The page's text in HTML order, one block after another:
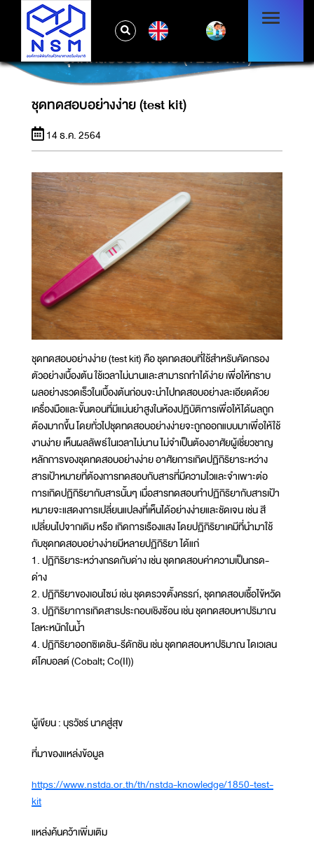
ชุดทดสอบอย่างง่าย (TEST KIT)
ชุดทดสอบอย่างง่าย (test kit)
14 ธ.ค. 2564
ชุดทดสอบอย่างง่าย (test kit) คือ ชุดทดสอบที่ใช้สำหรับคัดกรอง
ตัวอย่างเบื้องต้น ใช้เวลาไม่นานและสามารถทำได้ง่าย เพื่อให้ทราบ
ผลอย่างรวดเร็วในเบื้องต้นก่อนจะนำไปทดสอบอย่างละเอียดด้วย
เครื่องมือและขั้นตอนที่มีแม่นยำสูงในห้องปฏิบัติการเพื่อให้ได้ผลถูก
ต้องมากขึ้น โดยทั่วไปชุดทดสอบอย่างง่ายจะถูกออกแบบมาเพื่อให้ใช้
งานง่าย เห็นผลลัพธ์ในเวลาไม่นาน ไม่จำเป็นต้องอาศัยผู้เชี่ยวชาญ
หลักการของชุดทดสอบอย่างง่าย อาศัยการเกิดปฏิกิริยาระหว่าง
สารเป้าหมายที่ต้องการทดสอบกับสารที่มีความไวและจำเพาะต่อ
การเกิดปฏิกิริยากับสารนั้นๆ เมื่อสารทดสอบทำปฏิกิริยากับสารเป้า
หมายจะแสดงการเปลี่ยนแปลงที่เห็นได้อย่างง่ายและชัดเจน เช่น สี
เปลี่ยนไปจากเดิม หรือ เกิดการเรืองแสง โดยปฏิกิริยาเคมีที่นำมาใช้
กับชุดทดสอบอย่างง่ายมีหลายปฏิกิริยา ได้แก่
1. ปฏิกิริยาระหว่างกรดกับด่าง เช่น ชุดทดสอบค่าความเป็นกรด-
ด่าง
2. ปฏิกิริยาของเอนไซม์ เช่น ชุดตรวจตั้งครรภ์, ชุดทดสอบเชื้อไข้หวัด
3. ปฏิกิริยาการเกิดสารประกอบเชิงซ้อน เช่น ชุดทดสอบหาปริมาณ
โลหะหนักในน้ำ
4. ปฏิกิริยาออกซิเดชัน-รีดักชัน เช่น ชุดทดสอบหาปริมาณ ไดเวเลน
ต์โคบอลต์ (Cobalt; Co(II))
ผู้เขียน : บุรวัชร์ นาคสู่สุข
ที่มาของแหล่งข้อมูล
https://www.nstda.or.th/th/nstda-knowledge/1850-test-
kit
แหล่งค้นคว้าเพิ่มเติม